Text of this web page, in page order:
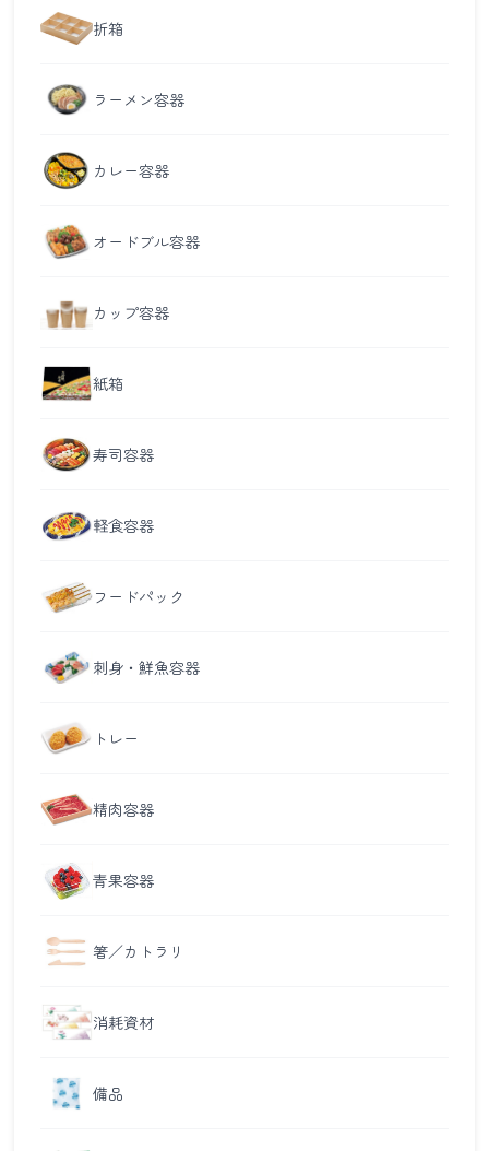
折箱
ラーメン容器
カレー容器
オードブル容器
カップ容器
紙箱
寿司容器
軽食容器
フードパック
刺身・鮮魚容器
トレー
精肉容器
青果容器
箸／カトラリ
消耗資材
備品